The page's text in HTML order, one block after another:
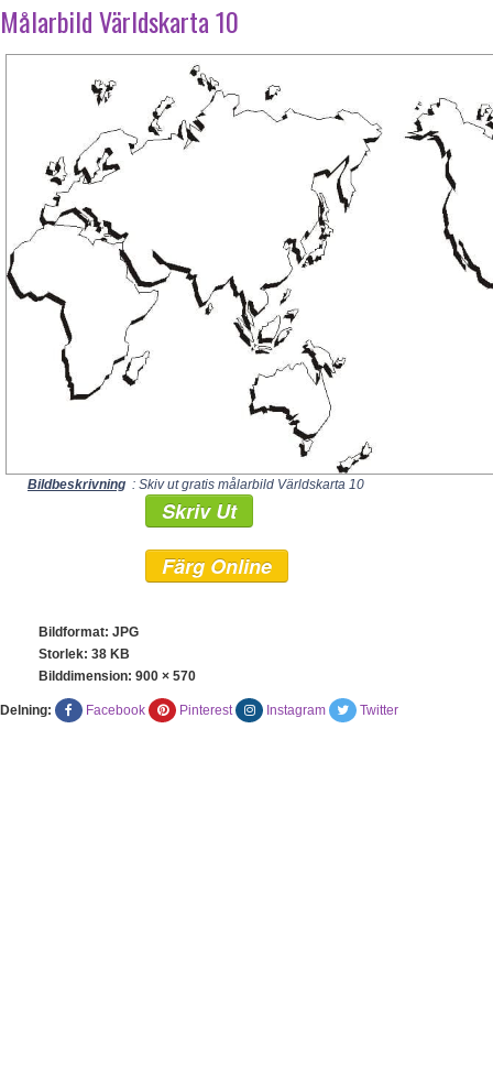
Målarbild Världskarta 10
Bildbeskrivning : Skiv ut gratis målarbild Världskarta 10
Skriv Ut
Färg Online
Bildformat: JPG
Storlek: 38 KB
Bilddimension: 900 × 570
Delning: Facebook Pinterest Instagram Twitter